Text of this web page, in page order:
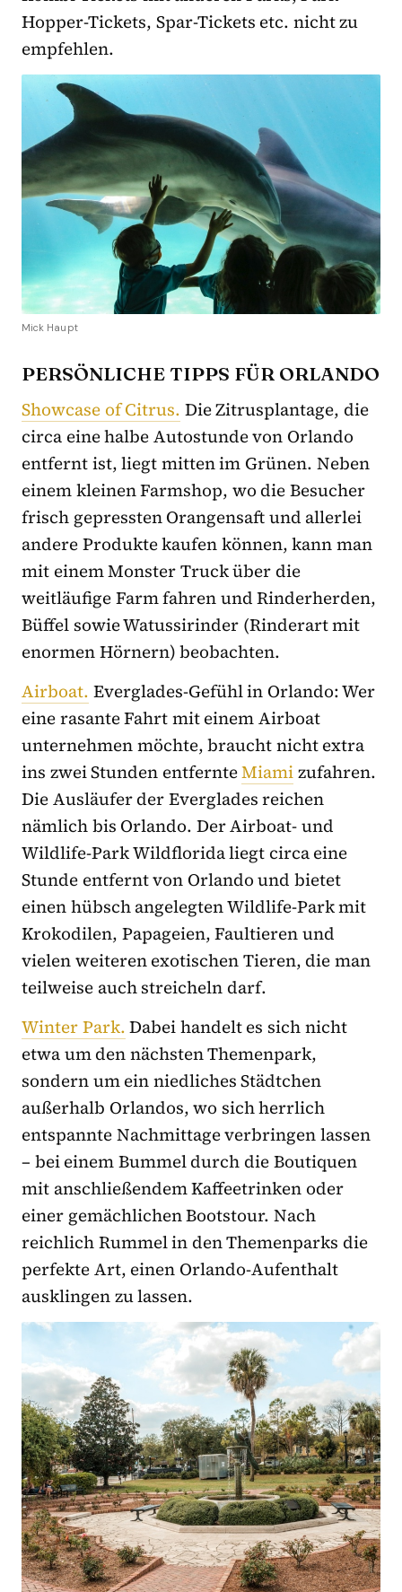
Hopper-Tickets, Spar-Tickets etc. nicht zu
empfehlen.
Mick Haupt
PERSÖNLICHE TIPPS FÜR ORLANDO
Showcase of Citrus. Die Zitrusplantage, die
circa eine halbe Autostunde von Orlando
entfernt ist, liegt mitten im Grünen. Neben
einem kleinen Farmshop, wo die Besucher
frisch gepressten Orangensaft und allerlei
andere Produkte kaufen können, kann man
mit einem Monster Truck über die
weitläufige Farm fahren und Rinderherden,
Büffel sowie Watussirinder (Rinderart mit
enormen Hörnern) beobachten.
Airboat. Everglades-Gefühl in Orlando: Wer
eine rasante Fahrt mit einem Airboat
unternehmen möchte, braucht nicht extra
ins zwei Stunden entfernteMiamizufahren.
Die Ausläufer der Everglades reichen
nämlich bis Orlando. Der Airboat- und
Wildlife-Park Wildflorida liegt circa eine
Stunde entfernt von Orlando und bietet
einen hübsch angelegten Wildlife-Park mit
Krokodilen, Papageien, Faultieren und
vielen weiteren exotischen Tieren, die man
teilweise auch streicheln darf.
Winter Park.Dabei handelt es sich nicht
etwa um den nächsten Themenpark,
sondern um ein niedliches Städtchen
außerhalb Orlandos, wo sich herrlich
entspannte Nachmittage verbringen lassen
– bei einem Bummel durch die Boutiquen
mit anschließendem Kaffeetrinken oder
einer gemächlichen Bootstour. Nach
reichlich Rummel in den Themenparks die
perfekte Art, einen Orlando-Aufenthalt
ausklingen zu lassen.